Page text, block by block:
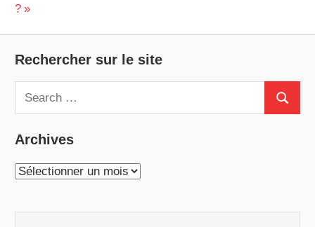
l’article
Post:
?
Rechercher sur le site
Search
for:
Search
Archives
Archives